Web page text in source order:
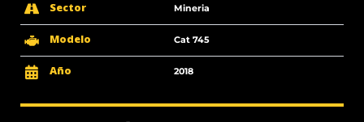
Sector Mineria
Modelo Cat 745
Año 2018